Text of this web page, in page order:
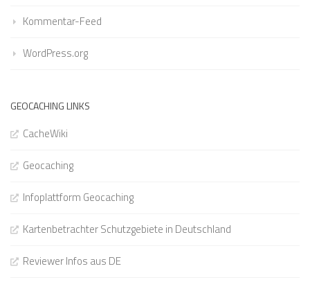
Kommentar-Feed
WordPress.org
GEOCACHING LINKS
CacheWiki
Geocaching
Infoplattform Geocaching
Kartenbetrachter Schutzgebiete in Deutschland
Reviewer Infos aus DE